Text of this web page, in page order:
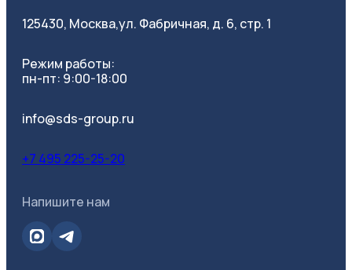
125430, Москва,ул. Фабричная, д. 6, стр. 1
Режим работы:
пн-пт: 9:00-18:00
info@sds-group.ru
+7 495 225-25-20
Напишите нам